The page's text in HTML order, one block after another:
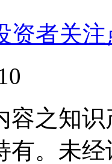
资者关
容之知
有。未